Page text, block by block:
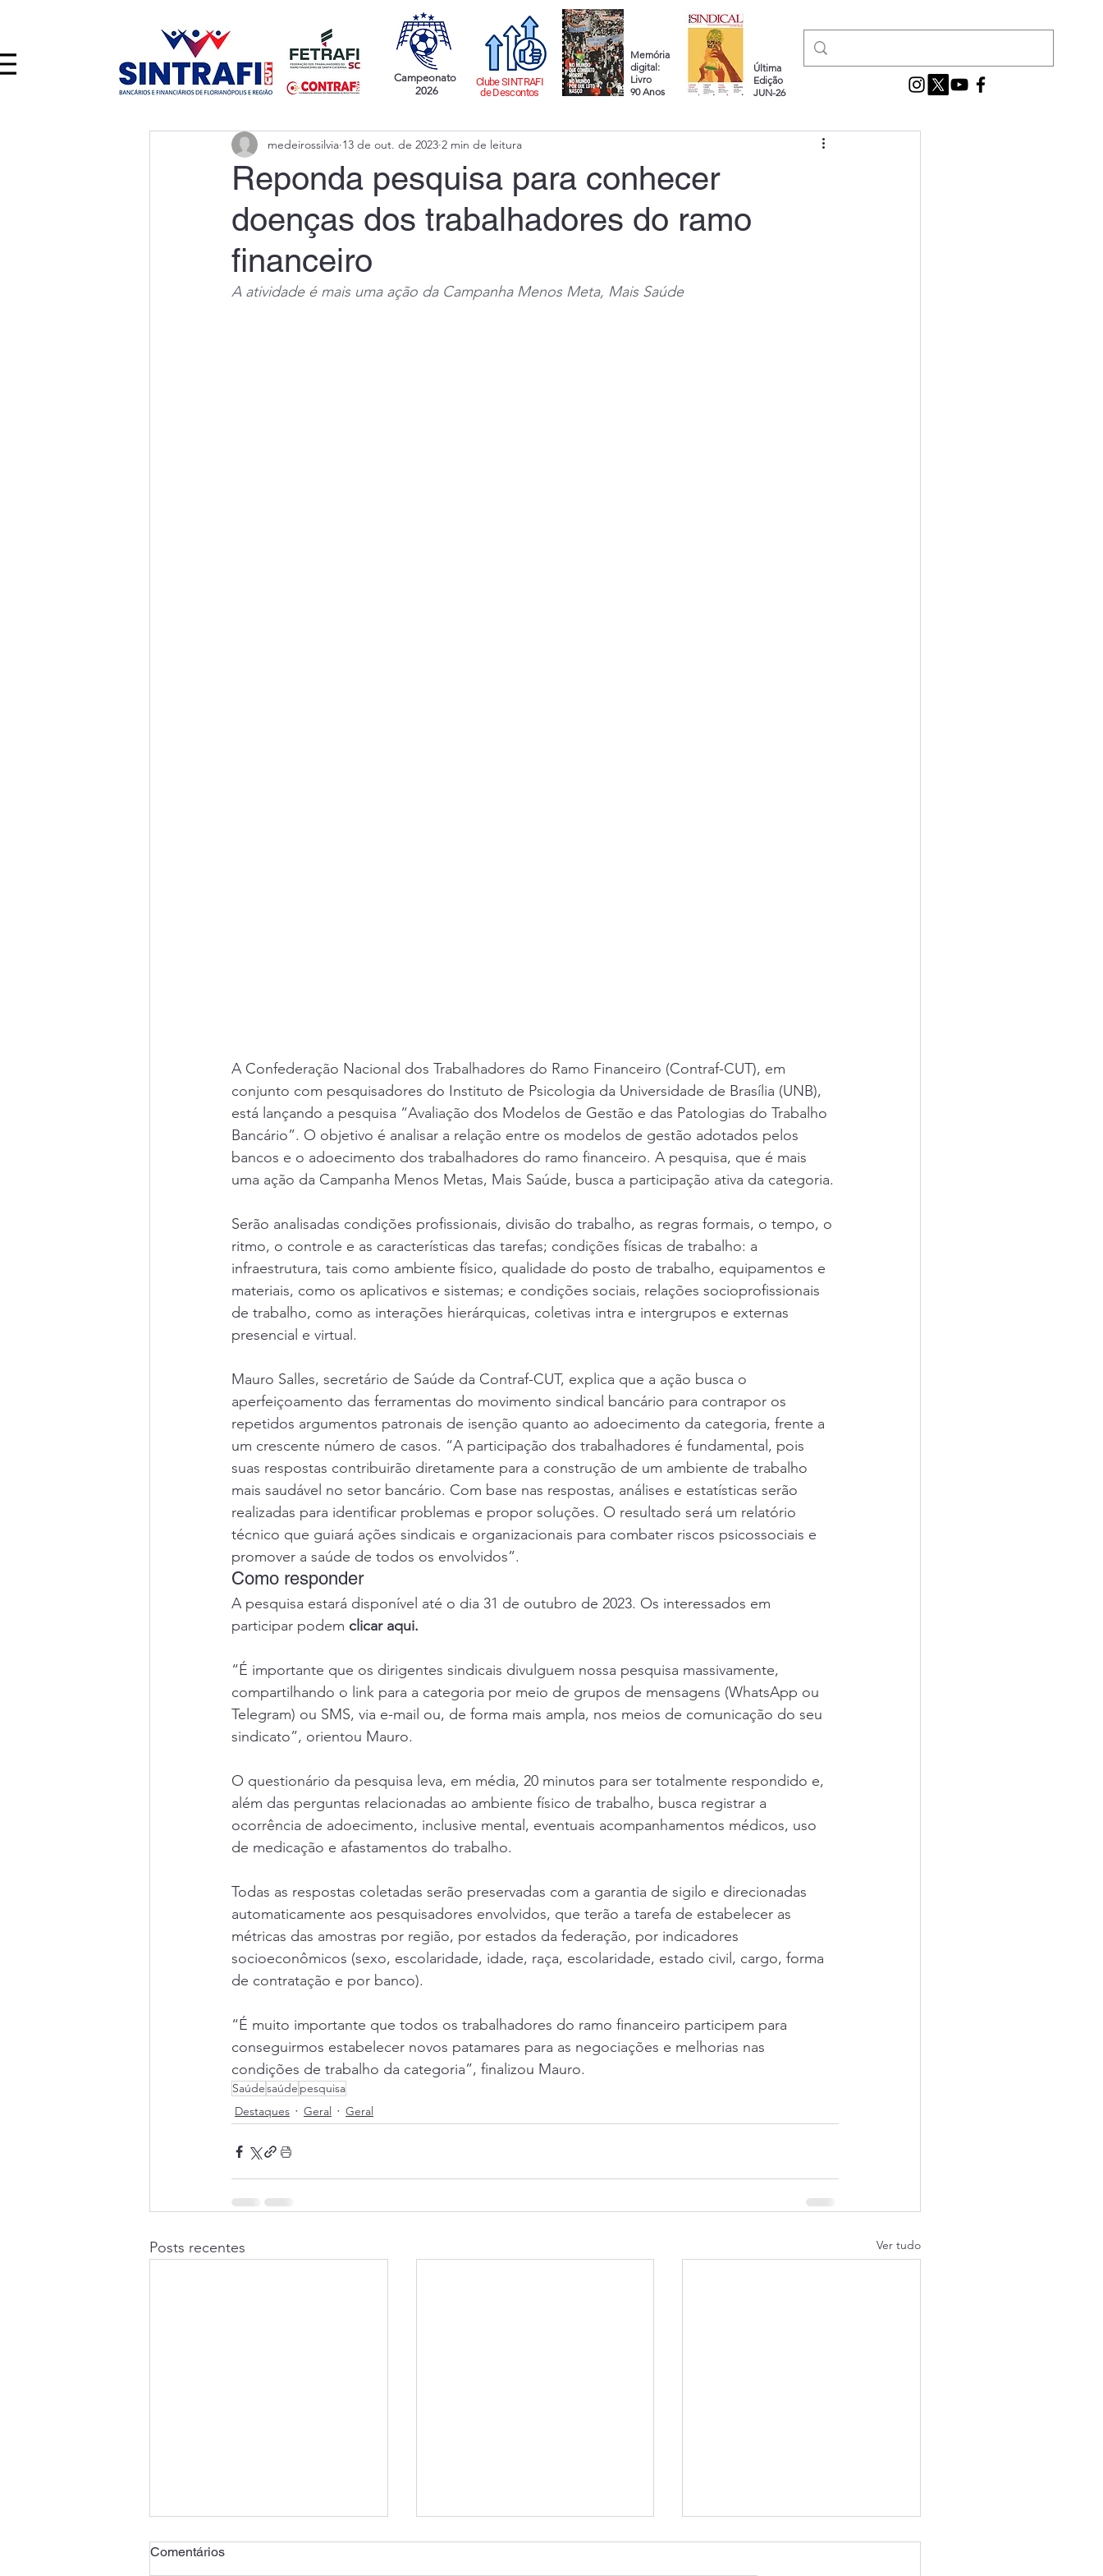
Campeonato
2026
Clube SINTRAFI
de Descontos
Memória
digital:
Livro
90 Anos
Última
Edição
JUN-26
Reponda pesquisa para conhecer
doenças dos trabalhadores do ramo
financeiro
medeirossilvia 13 de out. de 2023 2 min de leitura
A atividade é mais uma ação da Campanha Menos Meta, Mais Saúde
A Confederação Nacional dos Trabalhadores do Ramo Financeiro (Contraf-CUT), em
conjunto com pesquisadores do Instituto de Psicologia da Universidade de Brasília (UNB),
está lançando a pesquisa “Avaliação dos Modelos de Gestão e das Patologias do Trabalho
Bancário”. O objetivo é analisar a relação entre os modelos de gestão adotados pelos
bancos e o adoecimento dos trabalhadores do ramo financeiro. A pesquisa, que é mais
uma ação da Campanha Menos Metas, Mais Saúde, busca a participação ativa da categoria.
Serão analisadas condições profissionais, divisão do trabalho, as regras formais, o tempo, o
ritmo, o controle e as características das tarefas; condições físicas de trabalho: a
infraestrutura, tais como ambiente físico, qualidade do posto de trabalho, equipamentos e
materiais, como os aplicativos e sistemas; e condições sociais, relações socioprofissionais
de trabalho, como as interações hierárquicas, coletivas intra e intergrupos e externas
presencial e virtual.
Mauro Salles, secretário de Saúde da Contraf-CUT, explica que a ação busca o
aperfeiçoamento das ferramentas do movimento sindical bancário para contrapor os
repetidos argumentos patronais de isenção quanto ao adoecimento da categoria, frente a
um crescente número de casos. “A participação dos trabalhadores é fundamental, pois
suas respostas contribuirão diretamente para a construção de um ambiente de trabalho
mais saudável no setor bancário. Com base nas respostas, análises e estatísticas serão
realizadas para identificar problemas e propor soluções. O resultado será um relatório
técnico que guiará ações sindicais e organizacionais para combater riscos psicossociais e
promover a saúde de todos os envolvidos”.
Como responder
A pesquisa estará disponível até o dia 31 de outubro de 2023. Os interessados em
participar podem clicar aqui.
“É importante que os dirigentes sindicais divulguem nossa pesquisa massivamente,
compartilhando o link para a categoria por meio de grupos de mensagens (WhatsApp ou
Telegram) ou SMS, via e-mail ou, de forma mais ampla, nos meios de comunicação do seu
sindicato”, orientou Mauro.
O questionário da pesquisa leva, em média, 20 minutos para ser totalmente respondido e,
além das perguntas relacionadas ao ambiente físico de trabalho, busca registrar a
ocorrência de adoecimento, inclusive mental, eventuais acompanhamentos médicos, uso
de medicação e afastamentos do trabalho.
Todas as respostas coletadas serão preservadas com a garantia de sigilo e direcionadas
automaticamente aos pesquisadores envolvidos, que terão a tarefa de estabelecer as
métricas das amostras por região, por estados da federação, por indicadores
socioeconômicos (sexo, escolaridade, idade, raça, escolaridade, estado civil, cargo, forma
de contratação e por banco).
“É muito importante que todos os trabalhadores do ramo financeiro participem para
conseguirmos estabelecer novos patamares para as negociações e melhorias nas
condições de trabalho da categoria”, finalizou Mauro.
Saúdesaúde pesquisa
Destaques
Geral Geral
Posts recentes Ver tudo
Comentários